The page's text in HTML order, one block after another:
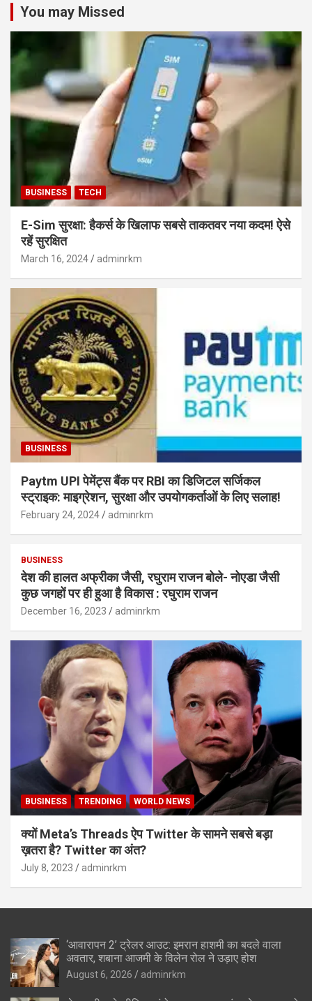
You may Missed
BUSINESS TECH
E-Sim सुरक्षा: हैकर्स के खिलाफ सबसे ताकतवर नया कदम! ऐसे
रहें सुरक्षित
March 16, 2024 adminrkm
BUSINESS
Paytm UPI पेमेंट्स बैंक पर RBI का डिजिटल सर्जिकल
स्ट्राइक: माइग्रेशन, सुरक्षा और उपयोगकर्ताओं के लिए सलाह!
February 24, 2024 adminrkm
BUSINESS
देश की हालत अफ्रीका जैसी, रघुराम राजन बोले- नोएडा जैसी
कुछ जगहों पर ही हुआ है विकास : रघुराम राजन
December 16, 2023 adminrkm
BUSINESS TRENDING WORLD NEWS
क्यों Meta’s Threads ऐप Twitter के सामने सबसे बड़ा
ख़तरा है? Twitter का अंत?
July 8, 2023 adminrkm
‘आवारापन 2’ ट्रेलर आउट: इमरान हाशमी का बदले वाला
अवतार, शबाना आजमी के विलेन रोल ने उड़ाए होश
August 6, 2026 adminrkm